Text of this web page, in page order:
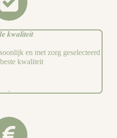
𝒌𝒘𝒂𝒍𝒊𝒕𝒆𝒊𝒕
en met zorg geselecteerd
kwaliteit
.